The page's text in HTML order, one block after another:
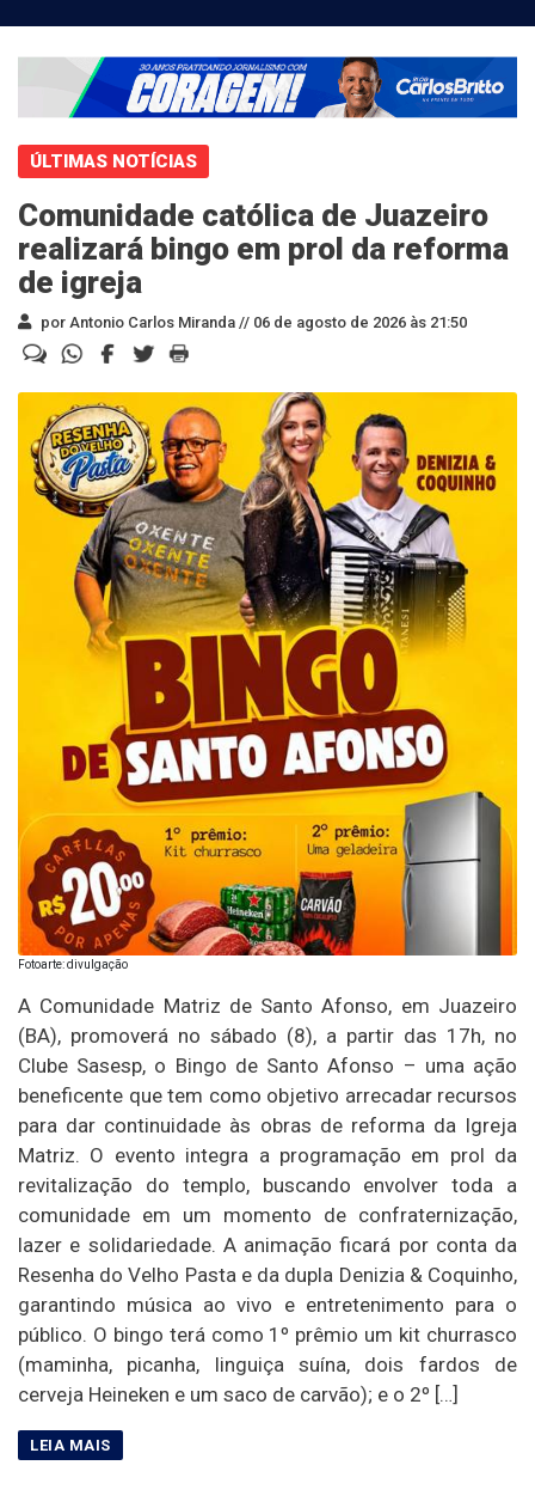
ÚLTIMAS NOTÍCIAS
Comunidade católica de Juazeiro
realizará bingo em prol da reforma
de igreja
por Antonio Carlos Miranda // 06 de agosto de 2026 às 21:50
Fotoarte: divulgação
A Comunidade Matriz de Santo Afonso, em Juazeiro
(BA), promoverá no sábado (8), a partir das 17h, no
Clube Sasesp, o Bingo de Santo Afonso – uma ação
beneficente que tem como objetivo arrecadar recursos
para dar continuidade às obras de reforma da Igreja
Matriz. O evento integra a programação em prol da
revitalização do templo, buscando envolver toda a
comunidade em um momento de confraternização,
lazer e solidariedade. A animação ficará por conta da
Resenha do Velho Pasta e da dupla Denizia & Coquinho,
garantindo música ao vivo e entretenimento para o
público. O bingo terá como 1º prêmio um kit churrasco
(maminha, picanha, linguiça suína, dois fardos de
cerveja Heineken e um saco de carvão); e o 2º […]